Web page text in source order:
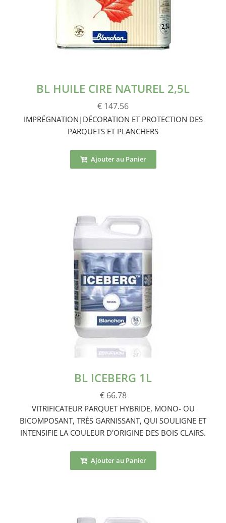
BL HUILE CIRE NATUREL 2,5L
€ 147.56
IMPRÉGNATION|DÉCORATION ET PROTECTION DES
PARQUETS ET PLANCHERS
Ajouter au Panier
BL ICEBERG 1L
€ 66.78
VITRIFICATEUR PARQUET HYBRIDE, MONO- OU
BICOMPOSANT, TRÈS GARNISSANT, QUI SOULIGNE ET
INTENSIFIE LA COULEUR D'ORIGINE DES BOIS CLAIRS.
Ajouter au Panier